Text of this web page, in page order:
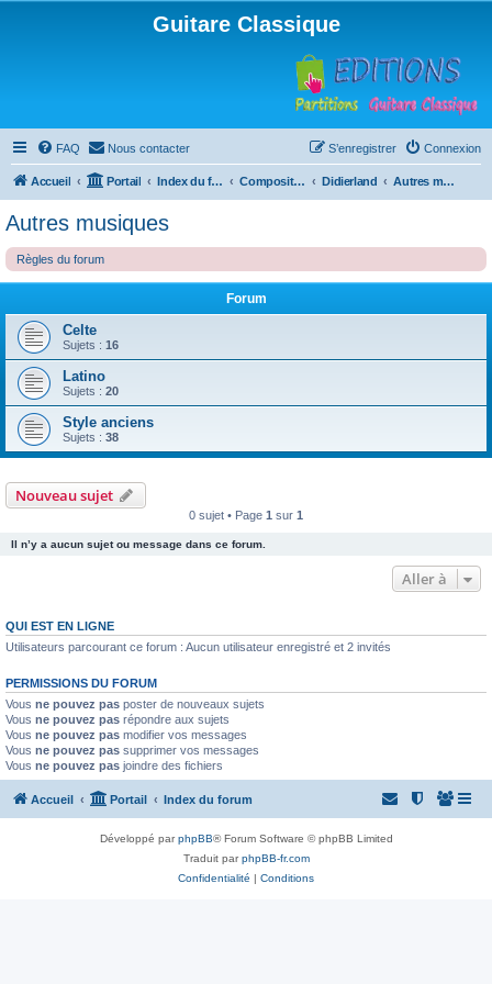
Guitare Classique
FAQ Nous contacter Connexion
S’enregistrer
Accueil Portail Index du forum Compositions Didierland Autres musiques
Autres musiques
Règles du forum
Forum
Celte
Sujets : 16
Latino
Sujets : 20
Style anciens
Sujets : 38
Nouveau sujet
0 sujet • Page 1 sur 1
Il n’y a aucun sujet ou message dans ce forum.
Aller à
QUI EST EN LIGNE
Utilisateurs parcourant ce forum : Aucun utilisateur enregistré et 2 invités
PERMISSIONS DU FORUM
Vous ne pouvez pas poster de nouveaux sujets
Vous ne pouvez pas répondre aux sujets
Vous ne pouvez pas modifier vos messages
Vous ne pouvez pas supprimer vos messages
Vous ne pouvez pas joindre des fichiers
Accueil Portail Index du forum
Développé parphpBB® Forum Software © phpBB Limited
Traduit parphpBB-fr.com
Confidentialité | Conditions